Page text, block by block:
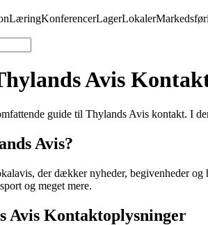
LæringKonferencerLagerLokaler
Avis
guide til Thylands Avis kontakt. I
Avis?
der dækker nyheder, begivenheder
og meget mere.
Avis Kontaktoplysninger